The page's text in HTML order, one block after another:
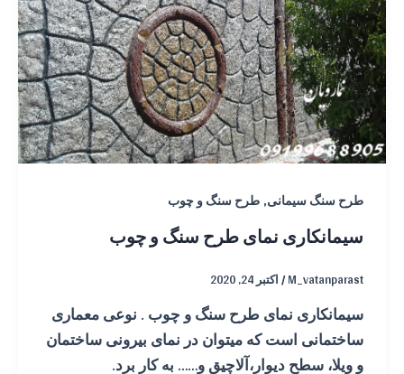
طرح سنگ سیمانی,طرح سنگ و چوب
سیمانکاری نمای طرح سنگ و چوب
M_vatanparast
/اکتبر 24, 2020
سیمانکاری نمای طرح سنگ و چوب . نوعی معماری
ساختمانی است که میتوان در نمای بیرونی ساختمان
و ویلا، سطح دیوار،آلاچیق و…… به کار برد.